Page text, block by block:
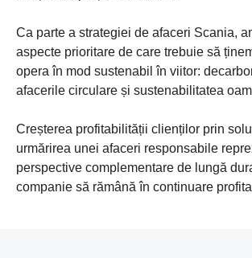
Ca parte a strategiei de afaceri Scania,
aspecte prioritare de care trebuie să
opera în mod sustenabil în viitor:
afacerile circulare și sustenabilitatea
Creșterea profitabilității clienților prin
urmărirea unei afaceri responsabile
perspective complementare de lungă
companie să rămână în continuare